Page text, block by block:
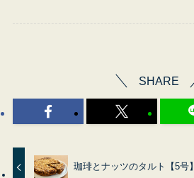
SHARE
珈琲とナッツのタルト【5号】